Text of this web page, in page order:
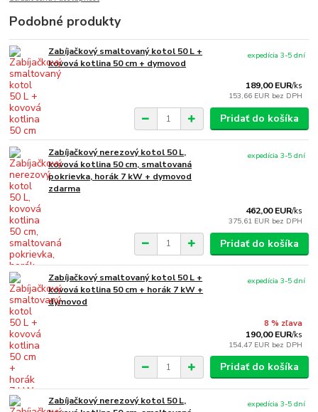
Podobné produkty
Zabíjačkový smaltovaný kotol 50 L +
kovová kotlina 50 cm + dymovod
189,00 EUR/ks
153,66 EUR bez DPH
expedícia 3-5 dní
Pridať do košíka
Zabíjačkový nerezový kotol 50 L,
kovová kotlina 50 cm, smaltovaná
pokrievka, horák 7 kW + dymovod
zdarma
462,00 EUR/ks
375,61 EUR bez DPH
expedícia 3-5 dní
Pridať do košíka
Zabíjačkový smaltovaný kotol 50 L +
kovová kotlina 50 cm + horák 7 kW +
dymovod
8 % zľava
190,00 EUR/ks
154,47 EUR bez DPH
expedícia 3-5 dní
Pridať do košíka
Zabíjačkový nerezový kotol 50 L,
expedícia 3-5 dní